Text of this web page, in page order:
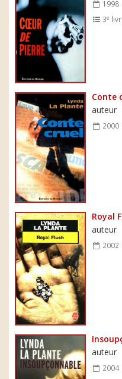
1998
3e
Conte
auteur
2000
Royal
auteur
2002
auteur
2004